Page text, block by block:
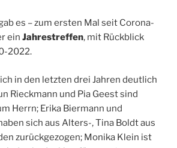
es – zum ersten Mal seit Corona-
ein Jahrestreffen, mit Rückblick
2022.
in den letzten drei Jahren deutlich
Rieckmann und Pia Geest sind
Herrn; Erika Biermann und
sich aus Alters-, Tina Boldt aus
zurückgezogen; Monika Klein ist